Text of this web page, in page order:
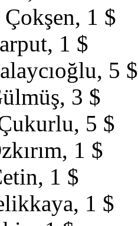
1 $
1 $
5 $
3 $
5 $
1 $
1 $
1 $